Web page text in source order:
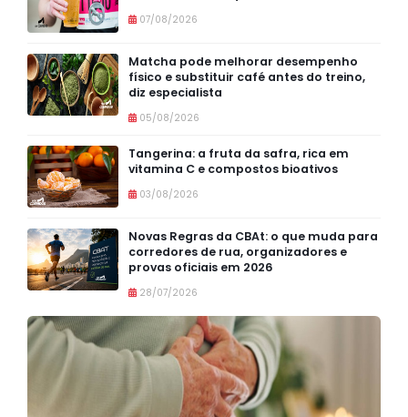
07/08/2026
Matcha pode melhorar desempenho
físico e substituir café antes do treino,
diz especialista
05/08/2026
Tangerina: a fruta da safra, rica em
vitamina C e compostos bioativos
03/08/2026
Novas Regras da CBAt: o que muda para
corredores de rua, organizadores e
provas oficiais em 2026
28/07/2026